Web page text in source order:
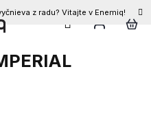
z radu? Vitajte v Enemiq!